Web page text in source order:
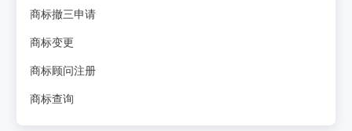
商标撤三申请
商标变更
商标顾问注册
商标查询